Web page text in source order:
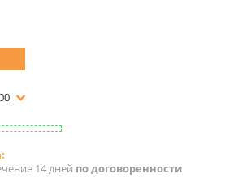
14 дней по договоренности